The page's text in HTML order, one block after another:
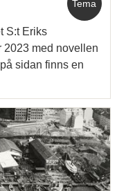
Tema
S:t Eriks
2023 med novellen
sidan finns en